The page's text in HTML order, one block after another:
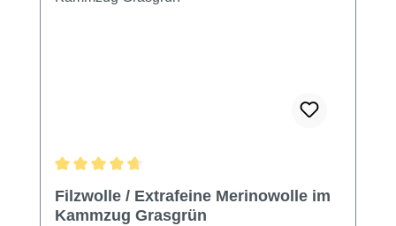
Filzwolle / Extrafeine Merinowolle im
Kammzug Grasgrün